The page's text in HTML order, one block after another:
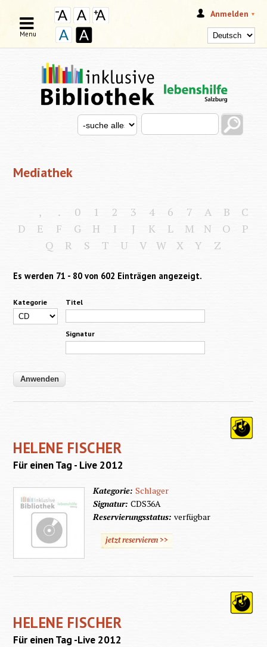
Anmelden
SUCHFORMULAR
Search this site
Search for
Menu
Mediathek
, . 0 1 2 3 4 6 7 A B
C
D
E F G H I J K L M N O
P
Q
R S T U V W X Y Z
Es werden 71 - 80 von 602 Einträgen angezeigt.
Kategorie Titel
Signatur
HELENE FISCHER
Für einen Tag - Live 2012
Kategorie:Schlager
Signatur:CDS36A
Reservierungsstatus:verfügbar
jetzt reservieren >>
HELENE FISCHER
Für einen Tag -Live 2012